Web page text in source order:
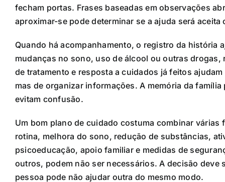
fecham portas. Frases baseadas em observações
aproximar-se pode determinar se a ajuda será aceita
Quando há acompanhamento, o registro da história
mudanças no sono, uso de álcool ou outras
de tratamento e resposta a cuidados já feitos
mas de organizar informações. A memória da
evitam confusão.
Um bom plano de cuidado costuma combinar
rotina, melhora do sono, redução de substâncias,
psicoeducação, apoio familiar e medidas de
outros, podem não ser necessários. A decisão deve
pessoa pode não ajudar outra do mesmo modo.